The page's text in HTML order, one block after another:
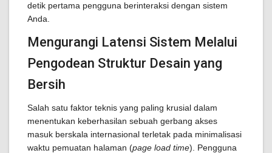
detik pertama pengguna berinteraksi dengan sistem
Anda.
Mengurangi Latensi Sistem Melalui
Pengodean Struktur Desain yang
Bersih
Salah satu faktor teknis yang paling krusial dalam
menentukan keberhasilan sebuah gerbang akses
masuk berskala internasional terletak pada minimalisasi
waktu pemuatan halaman (page load time). Pengguna